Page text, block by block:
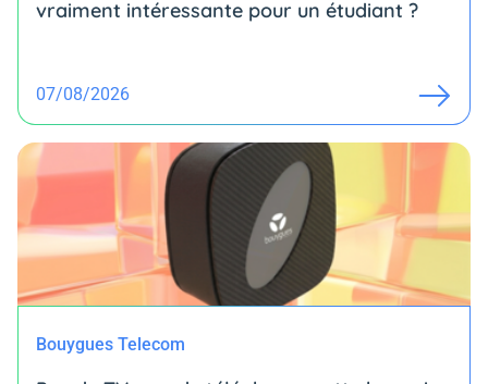
vraiment intéressante pour un étudiant ?
07/08/2026
Bouygues Telecom